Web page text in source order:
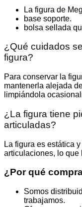
La figura de
base soporte.
bolsa sellada
¿Qué cuidados
figura?
Para conservar la
mantenerla alejada
limpiándola
¿La figura tiene
articuladas?
La figura es estática
articulaciones, lo que
¿Por qué
Somos
trabajamos.